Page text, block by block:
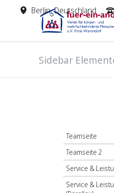
Berlin, Deutschland
Sidebar
Navigation
überspringen
Teamseite
Teamseite 2
Service &
Service &